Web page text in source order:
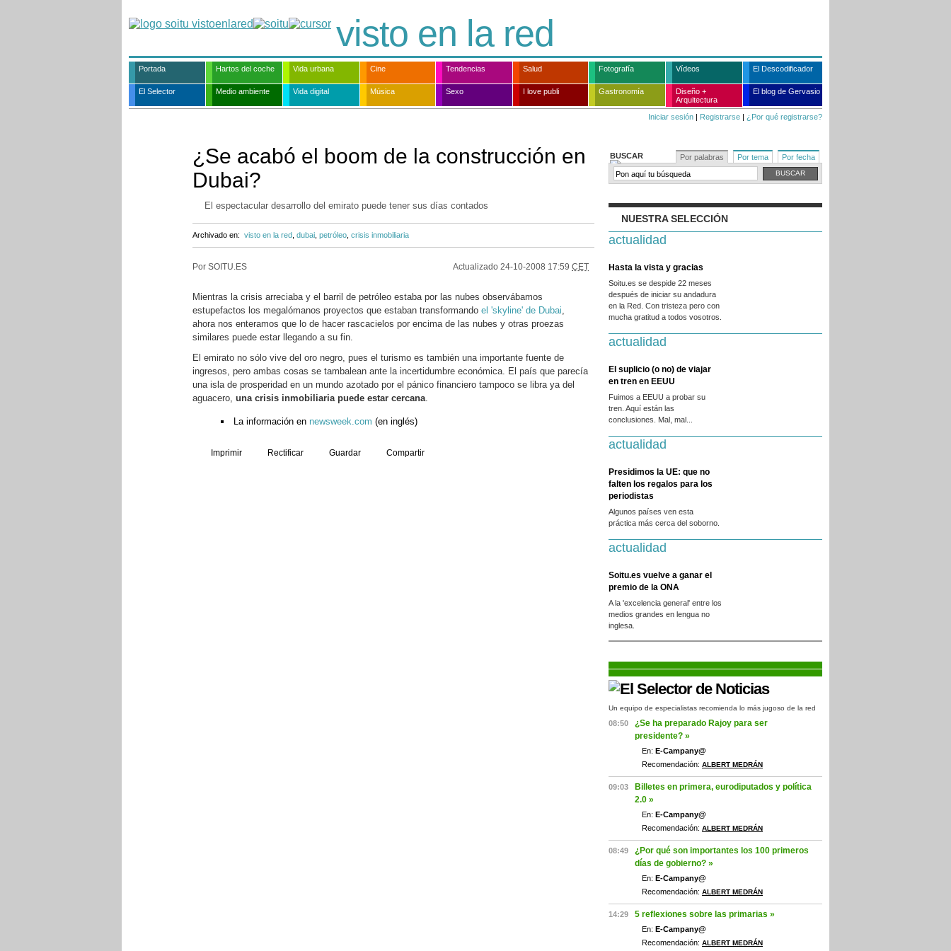
visto en la red
Portada Hartos del coche Vida urbana Cine Tendencias Salud Fotografía Vídeos El Descodificador
El Selector Medio ambiente Vida digital Música Sexo I love publi Gastronomía
Diseño +
Arquitectura
El blog de Gervasio
Iniciar sesión | Registrarse | ¿Por qué registrarse?
¿Se acabó el boom de la construcción en
Dubai?
El espectacular desarrollo del emirato puede tener sus días contados
Archivado en: visto en la red dubai petróleo crisis inmobiliaria
Por SOITU.ES Actualizado 24-10-2008 17:59 CET
Mientras la crisis arreciaba y el barril de petróleo estaba por las nubes observábamos
estupefactos los megalómanos proyectos que estaban transformando el 'skyline' de Dubai,
ahora nos enteramos que lo de hacer rascacielos por encima de las nubes y otras proezas
similares puede estar llegando a su fin.
El emirato no sólo vive del oro negro, pues el turismo es también una importante fuente de
ingresos, pero ambas cosas se tambalean ante la incertidumbre económica. El país que parecía
una isla de prosperidad en un mundo azotado por el pánico financiero tampoco se libra ya del
aguacero, una crisis inmobiliaria puede estar cercana.
La información en newsweek.com (en inglés)
Imprimir Rectificar Guardar Compartir
BUSCAR Por palabras Por tema Por fecha
NUESTRA SELECCIÓN
actualidad
Hasta la vista y gracias
Soitu.es se despide 22 meses
después de iniciar su andadura
en la Red. Con tristeza pero con
mucha gratitud a todos vosotros.
actualidad
El suplicio (o no) de viajar
en tren en EEUU
Fuimos a EEUU a probar su
tren. Aquí están las
conclusiones. Mal, mal...
actualidad
Presidimos la UE: que no
falten los regalos para los
periodistas
Algunos países ven esta
práctica más cerca del soborno.
actualidad
Soitu.es vuelve a ganar el
premio de la ONA
A la 'excelencia general' entre los
medios grandes en lengua no
inglesa.
Un equipo de especialistas recomienda lo más jugoso de la red
08:50
¿Se ha preparado Rajoy para ser
presidente? »
En: E-Campany@
Recomendación: ALBERT MEDRÁN
09:03
Billetes en primera, eurodiputados y política
2.0 »
En: E-Campany@
Recomendación: ALBERT MEDRÁN
08:49
¿Por qué son importantes los 100 primeros
días de gobierno? »
En: E-Campany@
Recomendación: ALBERT MEDRÁN
14:29 5 reflexiones sobre las primarias »
En: E-Campany@
Recomendación: ALBERT MEDRÁN